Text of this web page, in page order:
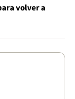
volver a